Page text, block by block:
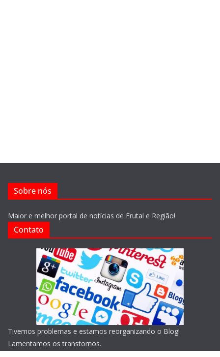
Sobre nós
Maior e melhor portal de notícias de Frutal e Região!
Contato
Tivemos problemas e estamos reorganizando o Blog!
Lamentamos os transtornos.